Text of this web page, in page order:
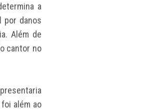
a
por danos
Além de
cantor no
além ao